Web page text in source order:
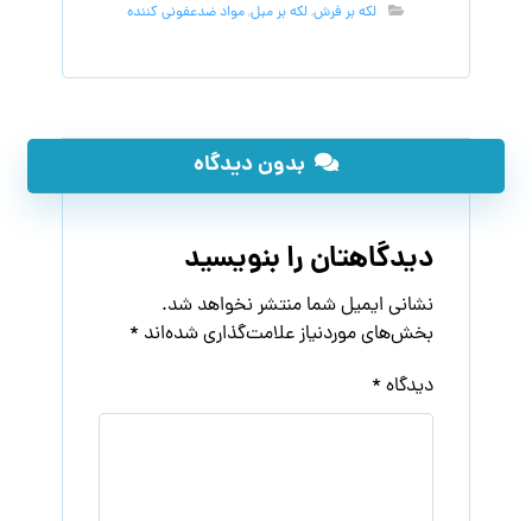
لکه بر فرش,لکه بر مبل,مواد ضدعفونی کننده
بدون دیدگاه
دیدگاهتان را بنویسید
نشانی ایمیل شما منتشر نخواهد شد.
بخش‌های موردنیاز علامت‌گذاری شده‌اند *
دیدگاه *